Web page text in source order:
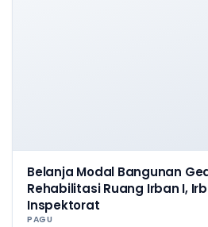
Belanja Modal Bangunan
Rehabilitasi Ruang Irban I,
Inspektorat
PAGU